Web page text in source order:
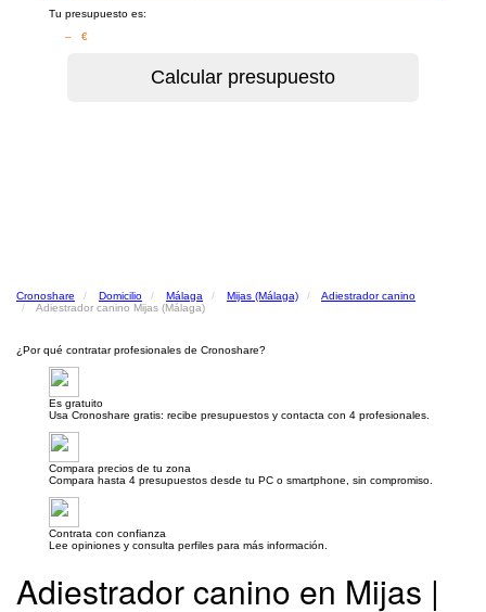
Tu presupuesto es:
– €
Cronoshare Domicilio Málaga Mijas (Málaga)
Adiestrador canino
Adiestrador canino Mijas (Málaga)
¿Por qué contratar profesionales de Cronoshare?
Es gratuito
Usa Cronoshare gratis: recibe presupuestos y contacta con 4 profesionales.
Compara precios de tu zona
Compara hasta 4 presupuestos desde tu PC o smartphone, sin compromiso.
Contrata con confianza
Lee opiniones y consulta perfiles para más información.
Adiestrador canino en Mijas |